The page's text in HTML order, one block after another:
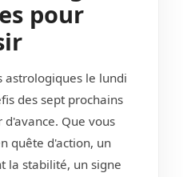
pour
astrologiques le lundi
des sept prochains
Que vous
quête d'action, un
la stabilité, un signe